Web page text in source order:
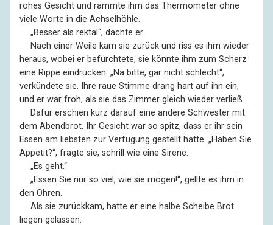
rohes Gesicht und rammte ihm das Thermometer ohne
viele Worte in die Achselhöhle.
„Besser als rektal“, dachte er.
Nach einer Weile kam sie zurück und riss es ihm wieder
heraus, wobei er befürchtete, sie könnte ihm zum Scherz
eine Rippe eindrücken. „Na bitte, gar nicht schlecht“,
verkündete sie. Ihre raue Stimme drang hart auf ihn ein,
und er war froh, als sie das Zimmer gleich wieder verließ.
Dafür erschien kurz darauf eine andere Schwester mit
dem Abendbrot. Ihr Gesicht war so spitz, dass er ihr sein
Essen am liebsten zur Verfügung gestellt hätte. „Haben Sie
Appetit?“, fragte sie, schrill wie eine Sirene.
„Es geht.“
„Essen Sie nur so viel, wie sie mögen!“, gellte es ihm in
den Ohren.
Als sie zurückkam, hatte er eine halbe Scheibe Brot
liegen gelassen.